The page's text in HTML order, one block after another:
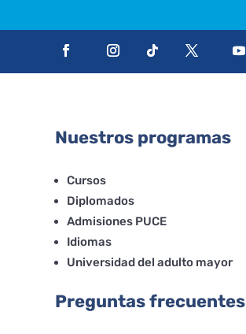
Nuestros programas
Cursos
Diplomados
Admisiones PUCE
Idiomas
Universidad del adulto mayor
Preguntas frecuentes